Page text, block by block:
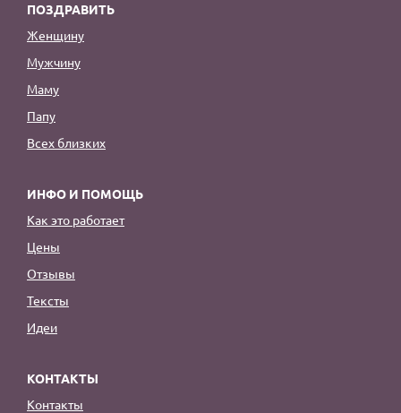
ПОЗДРАВИТЬ
Женщину
Мужчину
Маму
Папу
Всех близких
ИНФО И ПОМОЩЬ
Как это работает
Цены
Отзывы
Тексты
Идеи
КОНТАКТЫ
Контакты